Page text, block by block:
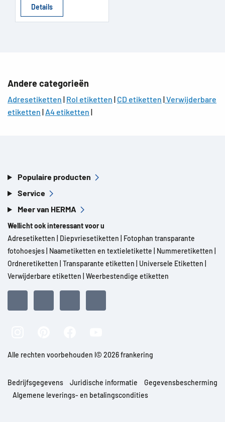
Details
Andere categorieën
Adresetiketten | Rol etiketten | CD etiketten |Verwijderbare
etiketten | A4 etiketten |
Populaire producten
Service
Meer van HERMA
Wellicht ook interessant voor u
Adresetiketten
Diepvriesetiketten
Fotophan transparante
fotohoesjes Naametiketten en textieletikette Nummeretiketten
Ordneretiketten Transparante etiketten Universele Etiketten
Verwijderbare etiketten Weerbestendige etiketten
Alle rechten voorbehouden l© 2026 frankering
Bedrijfsgegevens Juridische informatie
Gegevensbescherming
Algemene leverings- en betalingscondities